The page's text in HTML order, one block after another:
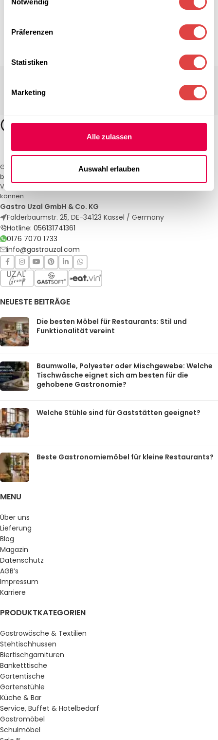
Notwendig
Präferenzen
Statistiken
Marketing
Alle zulassen
Auswahl erlauben
Gastro Uzal – Ihr Spezialist für Gastronomiemöbel und -textilien. Wir
bieten maßgeschneiderte Lösungen für Restaurants, Hotels und
Veranstaltungen. Qualität und Service, auf die Sie sich verlassen
können.
Gastro Uzal GmbH & Co. KG
Falderbaumstr. 25, DE-34123 Kassel / Germany
Hotline: 056131741361
0176 7070 1733
info@gastrouzal.com
NEUESTE BEITRÄGE
Die besten Möbel für Restaurants: Stil und
Funktionalität vereint
Baumwolle, Polyester oder Mischgewebe: Welche
Tischwäsche eignet sich am besten für die
gehobene Gastronomie?
Welche Stühle sind für Gaststätten geeignet?
Beste Gastronomiemöbel für kleine Restaurants?
MENU
Über uns
Lieferung
Blog
Magazin
Datenschutz
AGB’s
Impressum
Karriere
PRODUKTKATEGORIEN
Gastrowäsche & Textilien
Stehtischhussen
Biertischgarnituren
Banketttische
Gartentische
Gartenstühle
Küche & Bar
Service, Buffet & Hotelbedarf
Gastromöbel
SchulmöbelGastro Uzal